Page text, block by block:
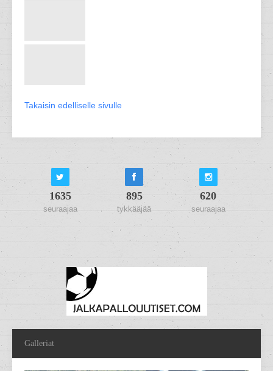
Takaisin edelliselle sivulle
1635
seuraajaa
895
tykkääjää
620
seuraajaa
Galleriat